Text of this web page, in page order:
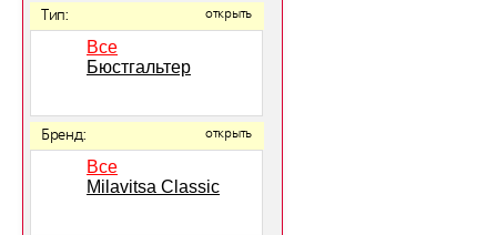
Тип: открыть
Все
Бюстгальтер
Бренд: открыть
Все
Milavitsa Classic